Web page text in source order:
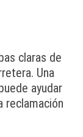
claras de
Una
ayudar
reclamación